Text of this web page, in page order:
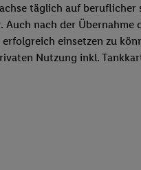
täglich auf
nach der
einsetzen zu
Nutzung inkl.